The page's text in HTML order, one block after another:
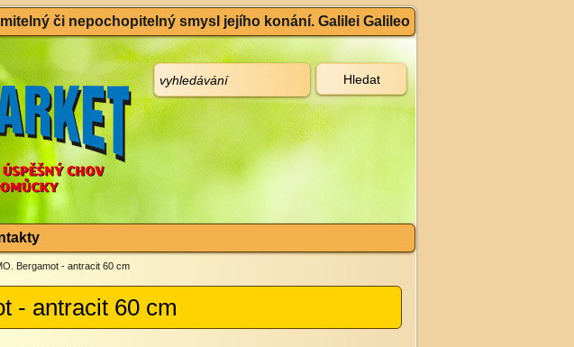
či nepochopitelný smysl jejího konání. Galilei Galileo
Bergamot - antracit 60 cm
- antracit 60 cm